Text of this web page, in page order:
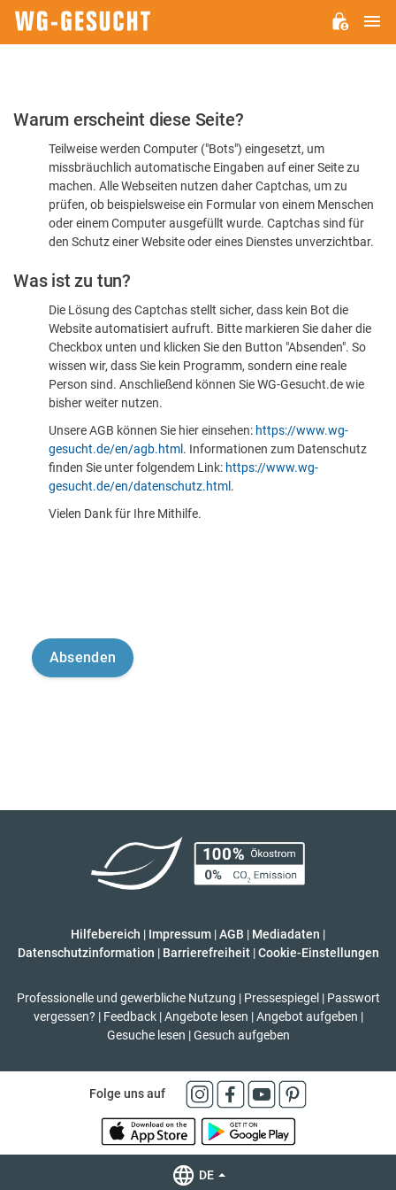
Bitte
dass
sind
Warum erscheint diese Seite?
Teilweise werden Computer ("Bots") eingesetzt, um
missbräuchlich automatische Eingaben auf einer Seite zu
machen. Alle Webseiten nutzen daher Captchas, um zu
prüfen, ob beispielsweise ein Formular von einem Menschen
oder einem Computer ausgefüllt wurde. Captchas sind für
den Schutz einer Website oder eines Dienstes unverzichtbar.
Was ist zu tun?
Die Lösung des Captchas stellt sicher, dass kein Bot die
Website automatisiert aufruft. Bitte markieren Sie daher die
Checkbox unten und klicken Sie den Button "Absenden". So
wissen wir, dass Sie kein Programm, sondern eine reale
Person sind. Anschließend können Sie WG-Gesucht.de wie
bisher weiter nutzen.
Unsere AGB können Sie hier einsehen: https://www.wg-
gesucht.de/en/agb.html . Informationen zum Datenschutz
finden Sie unter folgendem Link: https://www.wg-
gesucht.de/en/datenschutz.html .
Vielen Dank für Ihre Mithilfe.
Hilfebereich | Impressum |AGB | Mediadaten |
Datenschutzinformation | Barrierefreiheit | Cookie-Einstellungen
Professionelle und gewerbliche Nutzung | Pressespiegel | Passwort
vergessen? | Feedback | Angebote lesen | Angebot aufgeben |
Gesuche lesen | Gesuch aufgeben
Folge uns auf
DE